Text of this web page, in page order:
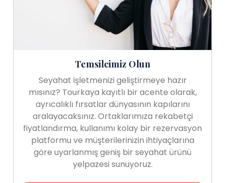
Temsilcimiz Olun
Seyahat işletmenizi geliştirmeye hazır
mısınız? Tourkaya kayıtlı bir acente olarak,
ayrıcalıklı fırsatlar dünyasının kapılarını
aralayacaksınız. Ortaklarımıza rekabetçi
fiyatlandırma, kullanımı kolay bir rezervasyon
platformu ve müşterilerinizin ihtiyaçlarına
göre uyarlanmış geniş bir seyahat ürünü
yelpazesi sunuyoruz.